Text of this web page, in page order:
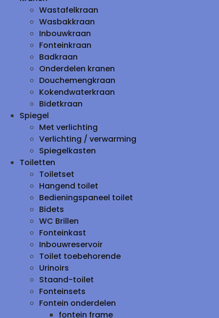
Wastafelkraan
Wasbakkraan
Inbouwkraan
Fonteinkraan
Badkraan
Onderdelen kranen
Douchemengkraan
Kokendwaterkraan
Bidetkraan
Spiegel
Met verlichting
Verlichting / verwarming
Spiegelkasten
Toiletten
Toiletset
Hangend toilet
Bedieningspaneel toilet
Bidets
WC Brillen
Fonteinkast
Inbouwreservoir
Toilet toebehorende
Urinoirs
Staand-toilet
Fonteinsets
Fontein onderdelen
fontein frame